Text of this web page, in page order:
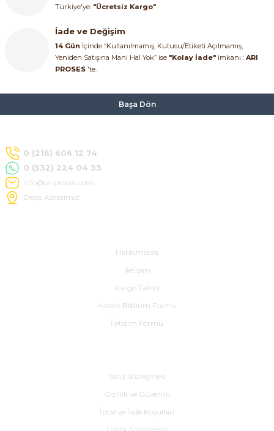
Türkiye'ye: "Ücretsiz Kargo"
İade ve Değişim
14 Gün İçinde “Kullanılmamış, Kutusu/Etiketi Açılmamış,
Yeniden Satışına Mani Hal Yok” ise "Kolay İade" imkanı : ARI
PROSES 'te.
Başa Dön
0 (216) 606 12 74
0 (532) 224 04 33
info@ariproses.com
Depo Adresimiz
Hakkımızda
İletişim
Kargo Takibi
Havale Bildirim Formu
İletişim Formu
Satış Sözleşmesi
Gizlilik ve Güvenlik
İptal ve İade Koşulları